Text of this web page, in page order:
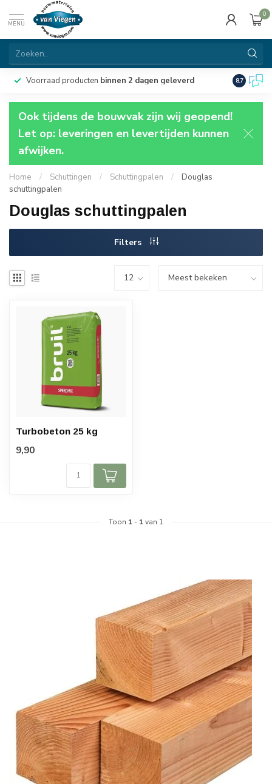
MENU
0
Voorraad producten binnen 2 dagen geleverd 8.7
Ook tijdens de bouwvak zijn wij geopend!
Let op: leveringen en levertijden kunnen
afwijken.
Home / Schuttingen / Schuttingpalen /
Douglas
schuttingpalen
Douglas schuttingpalen
Filters
Turbobeton 25 kg
9,90
Toon 1 - 1 van 1